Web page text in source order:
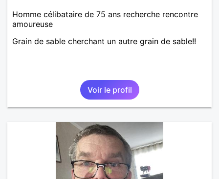
Homme célibataire de 75 ans recherche rencontre
amoureuse
Grain de sable cherchant un autre grain de sable!!
Voir le profil